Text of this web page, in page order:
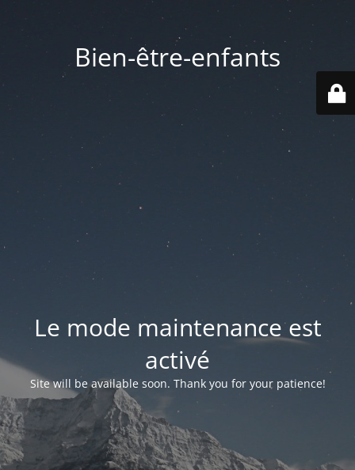
Bien-être-enfants
Le mode maintenance est
activé
Site will be available soon. Thank you for your patience!